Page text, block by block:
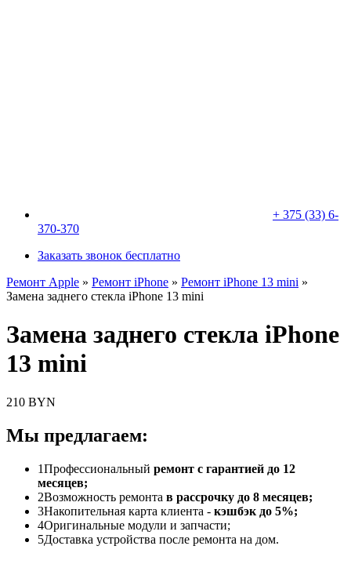
+ 375 (33) 6-
370-370
Заказать звонок бесплатно
Ремонт Apple » Ремонт iPhone » Ремонт iPhone 13 mini »
Замена заднего стекла iPhone 13 mini
Замена заднего стекла iPhone
13 mini
210 BYN
Мы предлагаем:
1Профессиональный ремонт с гарантией до 12
месяцев;
2Возможность ремонта в рассрочку до 8 месяцев;
3Накопительная карта клиента - кэшбэк до 5%;
4Оригинальные модули и запчасти;
5Доставка устройства после ремонта на дом.